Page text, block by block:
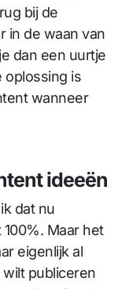
bij de
in de waan van
dan een uurtje
oplossing is
wanneer
ideeën
dat nu
Maar het
eigenlijk al
publiceren